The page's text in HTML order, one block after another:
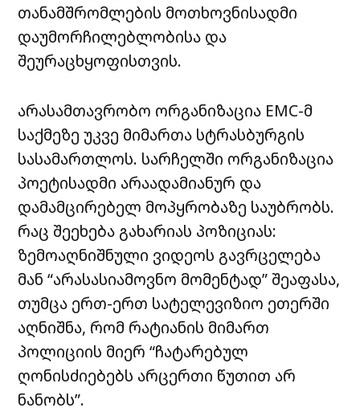
თანამშრომლების მოთხოვნისადმი
დაუმორჩილებლობისა და
შეურაცხყოფისთვის.
არასამთავრობო ორგანიზაცია EMC-მ
საქმეზე უკვე მიმართა სტრასბურგის
სასამართლოს. სარჩელში ორგანიზაცია
პოეტისადმი არაადამიანურ და
დამამცირებელ მოპყრობაზე საუბრობს.
რაც შეეხება გახარიას პოზიციას:
ზემოაღნიშნული ვიდეოს გავრცელება
მან “არასასიამოვნო მომენტად” შეაფასა,
თუმცა ერთ-ერთ სატელევიზიო ეთერში
აღნიშნა, რომ რატიანის მიმართ
პოლიციის მიერ “ჩატარებულ
ღონისძიებებს არცერთი წუთით არ
ნანობს”.